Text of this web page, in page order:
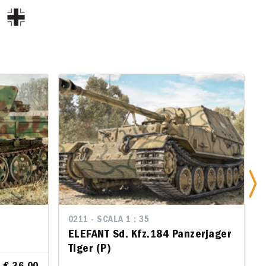
0211 - SCALA 1 : 35
ELEFANT Sd. Kfz.184 Panzerjager
Tiger (P)
0211 - SCALA 1 : 35
ELEFANT Sd. Kfz.184 Panzerjager
Tiger (P)